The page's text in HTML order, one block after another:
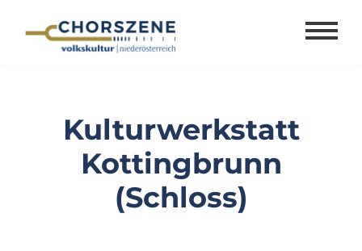
Kulturwerkstatt
Kottingbrunn
(Schloss)